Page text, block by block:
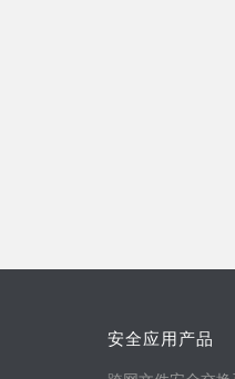
安全应用产品